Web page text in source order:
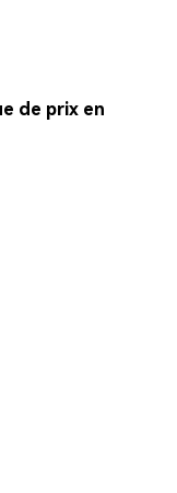
de prix en